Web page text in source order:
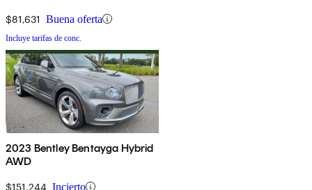
$81,631 Buena oferta
Incluye tarifas de conc.
2023 Bentley Bentayga Hybrid
AWD
$151,244 Incierto